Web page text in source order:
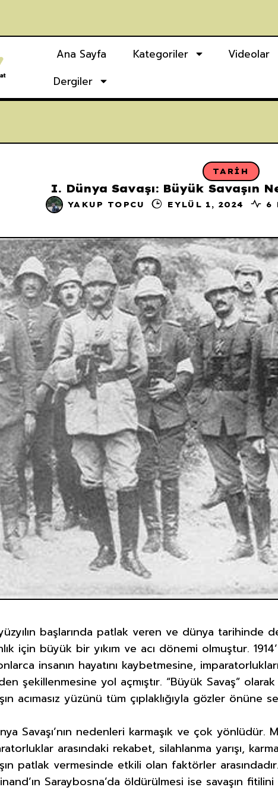
Ana Sayfa Kategoriler Videolar
Dergiler
TARIH
I. Dünya Savaşı: Büyük Savaşın
YAKUP TOPCU EYLÜL 1, 2024 6
başlarında patlak veren ve dünya tarihinde
için büyük bir yıkım ve acı dönemi olmuştur.
insanın hayatını kaybetmesine,
şekillenmesine yol açmıştır. “Büyük Savaş”
acımasız yüzünü tüm çıplaklığıyla gözler önüne
Savaşı’nın nedenleri karmaşık ve çok yönlüdür.
arasındaki rekabet, silahlanma yarışı,
patlak vermesinde etkili olan faktörler
Saraybosna’da öldürülmesi ise savaşın